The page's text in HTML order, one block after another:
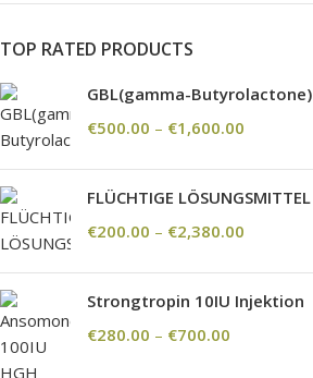
TOP RATED PRODUCTS
GBL(gamma-Butyrolactone)
€500.00 – €1,600.00
FLÜCHTIGE LÖSUNGSMITTEL
€200.00 – €2,380.00
Strongtropin 10IU Injektion
€280.00 – €700.00